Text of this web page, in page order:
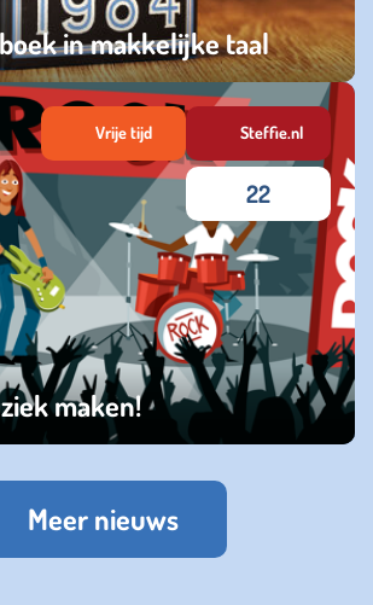
in makkelijke taal
2025
maken!
Vrije tijd Steffie.nl
22
Meer nieuws